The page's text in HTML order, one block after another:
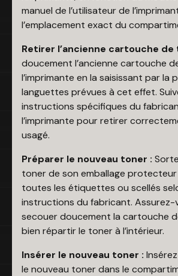
manuel de l’utilisateur de
l’emplacement exact du
Retirer l’ancienne cartouche de
doucement l’ancienne cartouche
l’imprimante en la saisissant par la
languettes prévues à cet effet.
instructions spécifiques du
l’imprimante pour retirer
usagé.
Préparer le nouveau toner :
toner de son emballage
toutes les étiquettes ou scellés
instructions du fabricant. Assurez-
secouer doucement la cartouche
bien répartir le toner à l’intérieur.
Insérer le nouveau toner :
le nouveau toner dans le